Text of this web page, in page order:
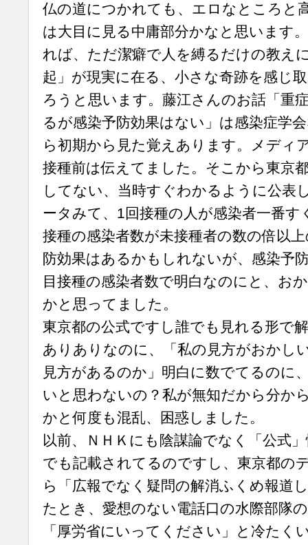
仏の道につかれても、エロなところと
は大目に見る中庸部分かなと思います
れば、ただ潔癖で人を縛るだけの教え
起」が現実に在る、小さな奇跡を感じ
ろうと思います。藤江さんのお話「重
るが感染予防効果はない」は感染症学
ら初期から見た覚えあります。メディ
接種前は伝えてました。そこから東京
してない、当時すぐわかるように公表
ータみて、1回接種の人が感染者一番
接種の感染者数が未接種者の数の倍以
防効果はあるかもしれないが、感染予
目接種の感染者数で明白なのにと、お
かと思ってました。
東京都の公式ですし誰でも見れる形で
ありありなのに、「私の見方がおかし
見方があるのか」明白に数でてるのに
いと思わないの？私が無知だから分か
かと何度も混乱、困惑しました。
以前、ＮＨＫにも陰謀論でなく「公式
でも記載されてるのですし、東京都の
ら「広報でなく疑問の解消ふくめ報道
たとき、愛想のない電話口の水際部隊
「厚労省にいってください」と冷たく